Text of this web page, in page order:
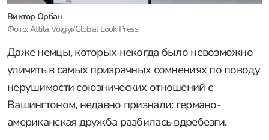
Виктор Орбан
Фото: Attila Volgyi/Global Look Press
Даже немцы, которых некогда было невозможно
уличить в самых призрачных сомнениях по поводу
нерушимости союзнических отношений с
Вашингтоном, недавно признали: германо-
американская дружба разбилась вдребезги.